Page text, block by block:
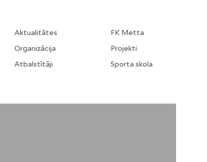
Aktualitātes
Organizācija
Atbalstītāji
FK Metta
Projekti
Sporta skola